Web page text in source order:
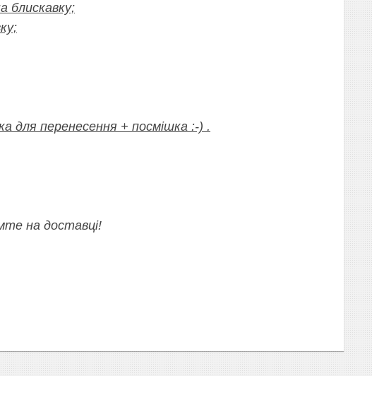
блискавку;
для перенесення + посмішка :-) .
на доставці!